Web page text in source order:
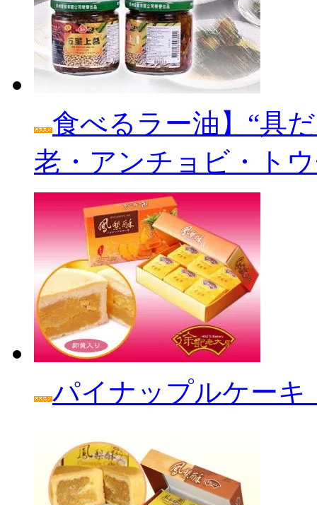
食べるラー油】“具
老・アンチョビ・ト
パイナップルケーキ